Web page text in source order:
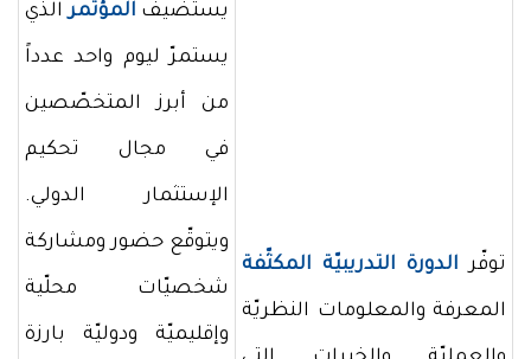
توفّر الدورة التدريبيّة المكثّفة
المعرفة والمعلومات النظريّة
يستضيف المؤتمرالذي
يستمرّ ليوم واحد عدداً
من أبرز المتخصّصين
في مجال تحكيم
الإستثمار الدولي.
ويتوقّع حضور ومشاركة
شخصيّات محلّية
وإقليميّة ودوليّة بارزة